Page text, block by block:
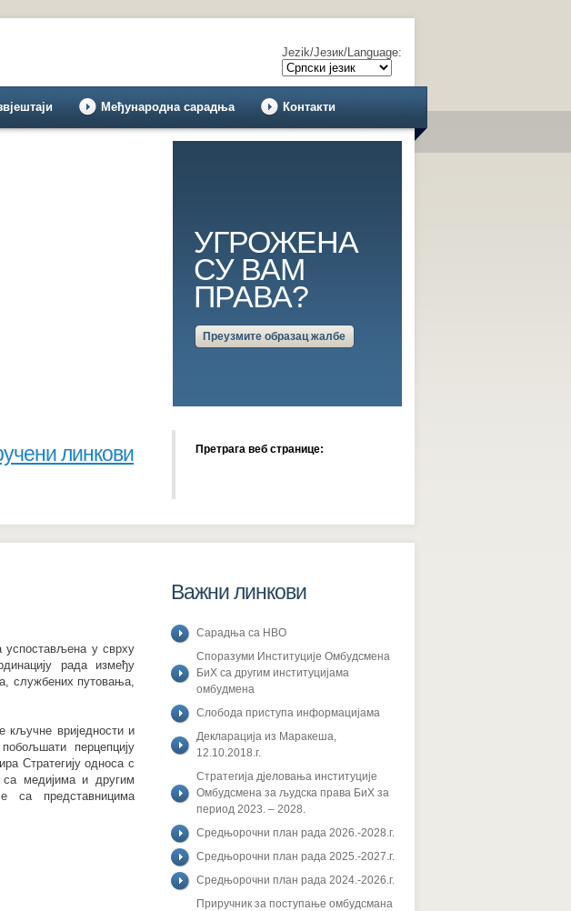
Jezik/Језик/Language:
Међународна сарадња Контакти
УГРОЖЕНА
СУ ВАМ
ПРАВА?
Преузмите образац жалбе
линкови Претрага веб странице:
успостављена у сврху
рада између
службених путовања,
кључне вриједности и
перцепцију
Стратегију односа с
са медијима и другим
са представницима
Важни линкови
Сарадња са НВО
Споразуми Институције Омбудсмена
БиХ са другим институцијама
омбудмена
Слобода приступа информацијама
Декларација из Маракеша,
12.10.2018.г.
Стратегија дјеловања институције
Омбудсмена за људска права БиХ за
период 2023. – 2028.
Средњорочни план рада 2026.-2028.г.
Средњорочни план рада 2025.-2027.г.
Средњорочни план рада 2024.-2026.г.
Приручник за поступање омбудсмана